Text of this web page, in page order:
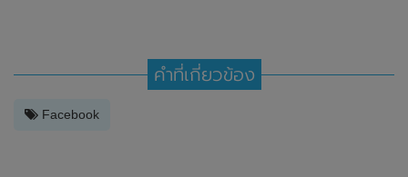
คำที่เกี่ยวข้อง
Facebook